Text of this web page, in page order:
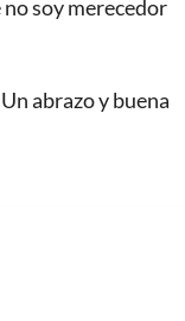
soy merecedor
abrazo y buena